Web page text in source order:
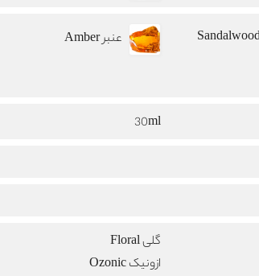
عنبر Amber
30ml
گلی Floral
ازونیک Ozonic